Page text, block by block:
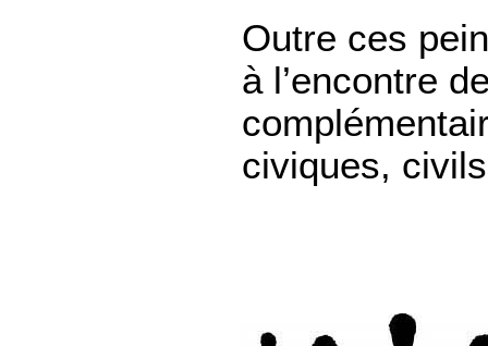
Outre ces
à l’encontre
civiques,